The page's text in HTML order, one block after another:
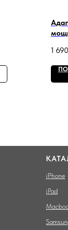
1 690
iPhone
iPad